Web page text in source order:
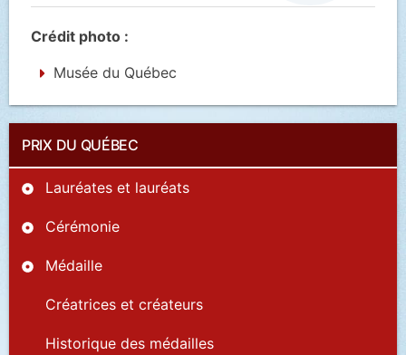
PRIX DU QUÉBEC
Lauréates et lauréats
Cérémonie
Médaille
Créatrices et créateurs
Historique des médailles
Crédit photo :
Musée du Québec